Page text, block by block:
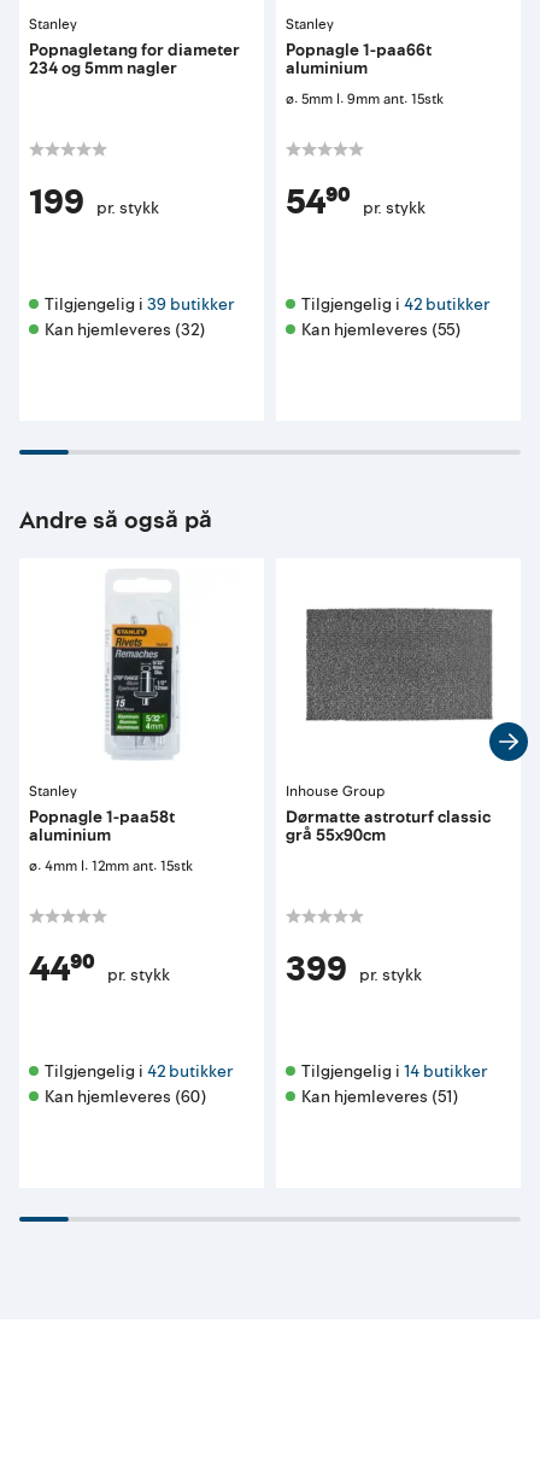
Stanley
Popnagletang for diameter
234 og 5mm nagler
199 pr. stykk
Tilgjengelig i 39 butikker
Kan hjemleveres (32)
Stanley
Popnagle 1-paa66t
aluminium
ø: 5mm l: 9mm ant: 15stk
54⁹⁰ pr. stykk
Tilgjengelig i 42 butikker
Kan hjemleveres (55)
Andre så også på
Stanley
Popnagle 1-paa58t
aluminium
ø: 4mm l: 12mm ant: 15stk
44⁹⁰ pr. stykk
Tilgjengelig i 42 butikker
Kan hjemleveres (60)
Inhouse Group
Dørmatte astroturf classic
grå 55x90cm
399 pr. stykk
Tilgjengelig i 14 butikker
Kan hjemleveres (51)